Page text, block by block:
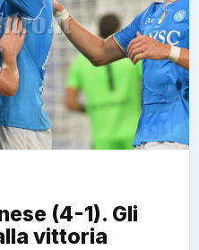
(4-1). Gli
vittoria